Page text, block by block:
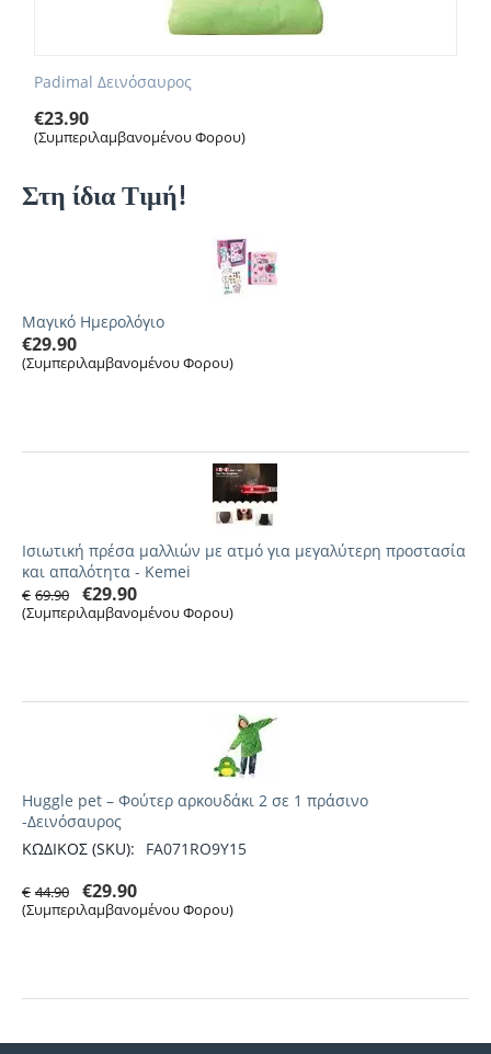
Padimal Δεινόσαυρος
€23.90
(Συμπεριλαμβανομένου Φορου)
Στη ίδια Τιμή!
Μαγικό Ημερολόγιο
€29.90
(Συμπεριλαμβανομένου Φορου)
Ισιωτική πρέσα μαλλιών με ατμό για μεγαλύτερη προστασία
και απαλότητα - Kemei
€ 69.90 €29.90
(Συμπεριλαμβανομένου Φορου)
Huggle pet – Φούτερ αρκουδάκι 2 σε 1 πράσινο
-Δεινόσαυρος
ΚΩΔΙΚΟΣ (SKU):
FA071RO9Y15
€ 44.90 €29.90
(Συμπεριλαμβανομένου Φορου)